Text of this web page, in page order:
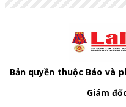
Bản quyền thuộc Báo và
Giám